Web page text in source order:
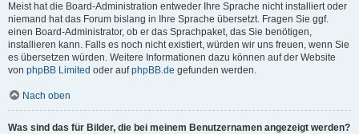
Meist hat die Board-Administration entweder Ihre Sprache nicht installiert oder
niemand hat das Forum bislang in Ihre Sprache übersetzt. Fragen Sie ggf.
einen Board-Administrator, ob er das Sprachpaket, das Sie benötigen,
installieren kann. Falls es noch nicht existiert, würden wir uns freuen, wenn Sie
es übersetzen würden. Weitere Informationen dazu können auf der Website
von phpBB Limited oder aufphpBB.de gefunden werden.
Nach oben
Was sind das für Bilder, die bei meinem Benutzernamen angezeigt werden?